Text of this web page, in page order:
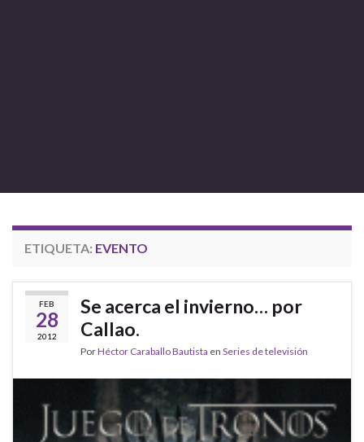
ETIQUETA: EVENTO
FEB
28
2012
Se acerca el invierno… por
Callao.
PorHéctor Caraballo Bautista en Series de televisión